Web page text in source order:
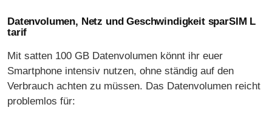
Datenvolumen, Netz und Geschwindigkeit sparSIM L
tarif
Mit satten 100 GB Datenvolumen könnt ihr euer
Smartphone intensiv nutzen, ohne ständig auf den
Verbrauch achten zu müssen. Das Datenvolumen reicht
problemlos für: